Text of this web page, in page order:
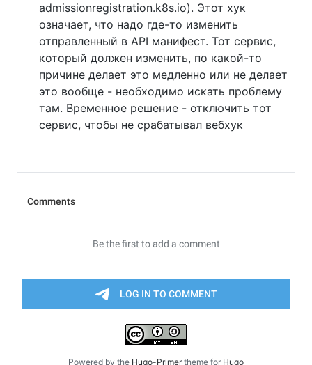
admissionregistration.k8s.io). Этот хук
означает, что надо где-то изменить
отправленный в API манифест. Тот сервис,
который должен изменить, по какой-то
причине делает это медленно или не делает
это вообще - необходимо искать проблему
там. Временное решение - отключить тот
сервис, чтобы не срабатывал вебхук
Powered by the Hugo-Primertheme for Hugo